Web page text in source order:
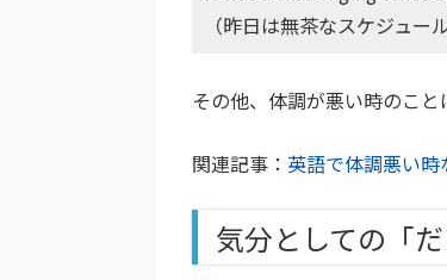
（昨日は無茶なスケジュー
その他、体調が悪い時のこ
関連記事： 英語で体調悪い時
気分としての「